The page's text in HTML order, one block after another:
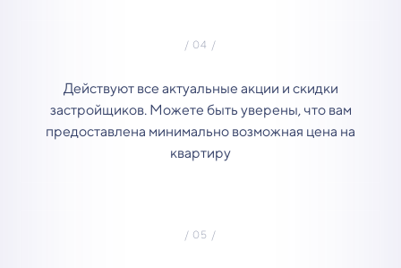
Действуют все актуальные акции и скидки
застройщиков. Можете быть уверены, что вам
предоставлена минимально возможная цена на
квартиру